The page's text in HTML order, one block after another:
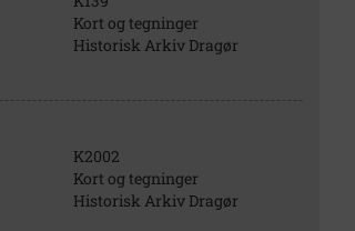
Kort og tegninger
Historisk Arkiv Dragør
K2002
Kort og tegninger
Historisk Arkiv Dragør